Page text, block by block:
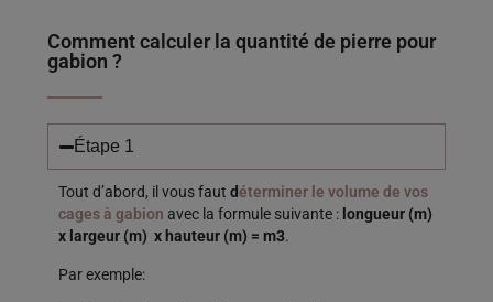
Comment calculer la quantité de pierre pour
gabion ?
Étape 1
Tout d’abord, il vous faut déterminer le volume de vos
cages à gabion avec la formule suivante : longueur (m)
x largeur (m) x hauteur (m) = m3.
Par exemple: